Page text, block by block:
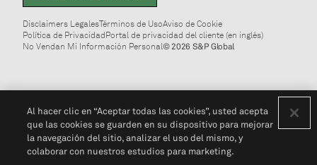
Disclaimers LegalesTérminos de UsoAviso de Cookie
Política de PrivacidadPortal de privacidad del cliente (en inglés)
No Vendan Mi Información Personal© 2026 S&P Global
Al hacer clic en “Aceptar todas las cookies”, usted acepta
que las cookies se guarden en su dispositivo para mejorar
la navegación del sitio, analizar el uso del mismo, y
colaborar con nuestros estudios para marketing.